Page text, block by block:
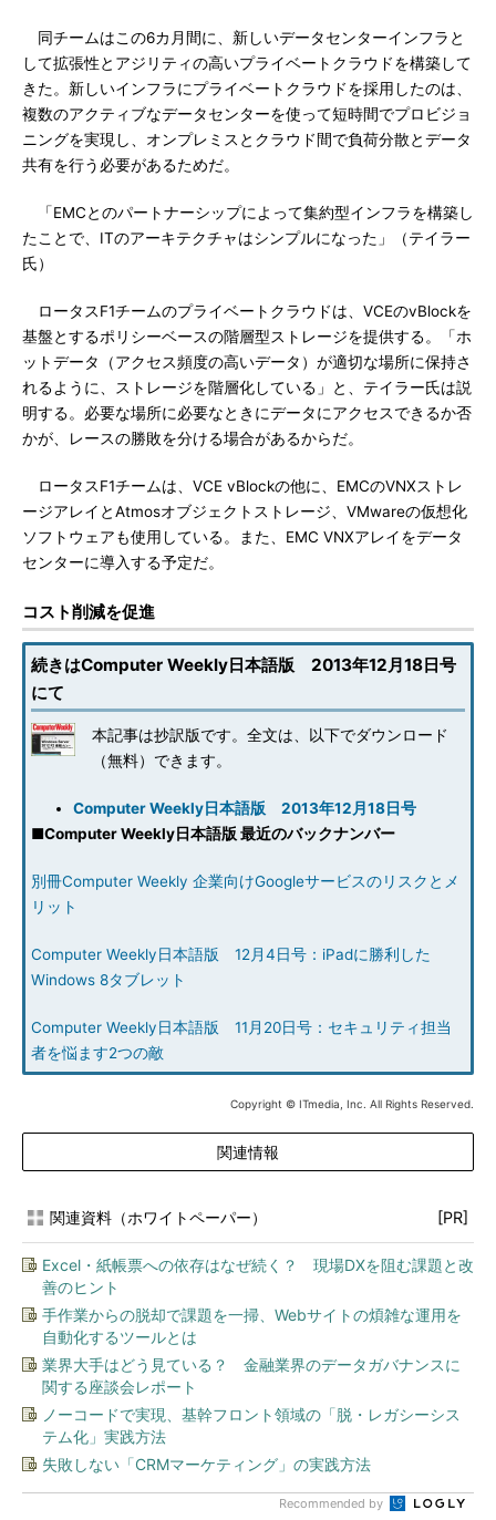
同チームはこの6カ月間に、新しいデータセンターインフラと
して拡張性とアジリティの高いプライベートクラウドを構築して
きた。新しいインフラにプライベートクラウドを採用したのは、
複数のアクティブなデータセンターを使って短時間でプロビジョ
ニングを実現し、オンプレミスとクラウド間で負荷分散とデータ
共有を行う必要があるためだ。
「EMCとのパートナーシップによって集約型インフラを構築し
たことで、ITのアーキテクチャはシンプルになった」（テイラー
氏）
ロータスF1チームのプライベートクラウドは、VCEのvBlockを
基盤とするポリシーベースの階層型ストレージを提供する。「ホ
ットデータ（アクセス頻度の高いデータ）が適切な場所に保持さ
れるように、ストレージを階層化している」と、テイラー氏は説
明する。必要な場所に必要なときにデータにアクセスできるか否
かが、レースの勝敗を分ける場合があるからだ。
ロータスF1チームは、VCE vBlockの他に、EMCのVNXストレ
ージアレイとAtmosオブジェクトストレージ、VMwareの仮想化
ソフトウェアも使用している。また、EMC VNXアレイをデータ
センターに導入する予定だ。
コスト削減を促進
続きはComputer Weekly日本語版 2013年12月18日号
にて
本記事は抄訳版です。全文は、以下でダウンロード
（無料）できます。
Computer Weekly日本語版 2013年12月18日号
■Computer Weekly日本語版 最近のバックナンバー
別冊Computer Weekly 企業向けGoogleサービスのリスクとメ
リット
Computer Weekly日本語版 12月4日号：iPadに勝利した
Windows 8タブレット
Computer Weekly日本語版 11月20日号：セキュリティ担当
者を悩ます2つの敵
Copyright © ITmedia, Inc. All Rights Reserved.
関連情報
関連資料（ホワイトペーパー） [PR]
Excel・紙帳票への依存はなぜ続く？ 現場DXを阻む課題と改
善のヒント
手作業からの脱却で課題を一掃、Webサイトの煩雑な運用を
自動化するツールとは
業界大手はどう見ている？ 金融業界のデータガバナンスに
関する座談会レポート
ノーコードで実現、基幹フロント領域の「脱・レガシーシス
テム化」実践方法
失敗しない「CRMマーケティング」の実践方法
Recommended by